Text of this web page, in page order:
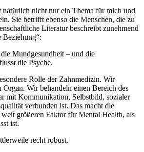
nicht nur ein Thema für mich und
Sie betrifft ebenso die Menschen, die zu
Literatur beschreibt zunehmend
Beziehung“:
Mundgesundheit – und die
die Psyche.
Rolle der Zahnmedizin. Wir
Organ. Wir behandeln einen Bereich des
mit Kommunikation, Selbstbild, sozialer
verbunden ist. Das macht die
größeren Faktor für Mental Health, als
ist.
recht robust.